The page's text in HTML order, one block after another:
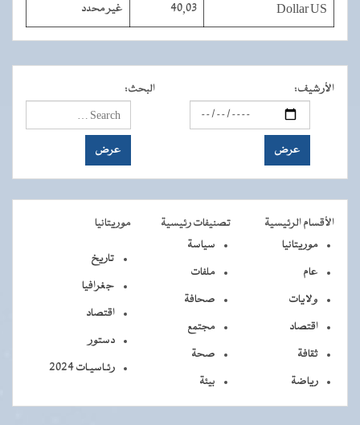
Dollar US
40,03 غير محدد
الأرشيف: البحث:
الأقسام الرئيسية تصنيفات رئيسية
موريتانيا
موريتانيا
عام
ولايات
اقتصاد
ثقافة
رياضة
سياسة
ملفات
صحافة
مجتمع
صحة
بيئة
تاريخ
جغرافيا
اقتصاد
دستور
رئـاسيـات 2024